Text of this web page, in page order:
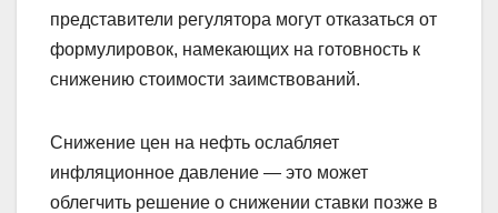
представители регулятора могут отказаться от
формулировок, намекающих на готовность к
снижению стоимости заимствований.
Снижение цен на нефть ослабляет
инфляционное давление — это может
облегчить решение о снижении ставки позже в